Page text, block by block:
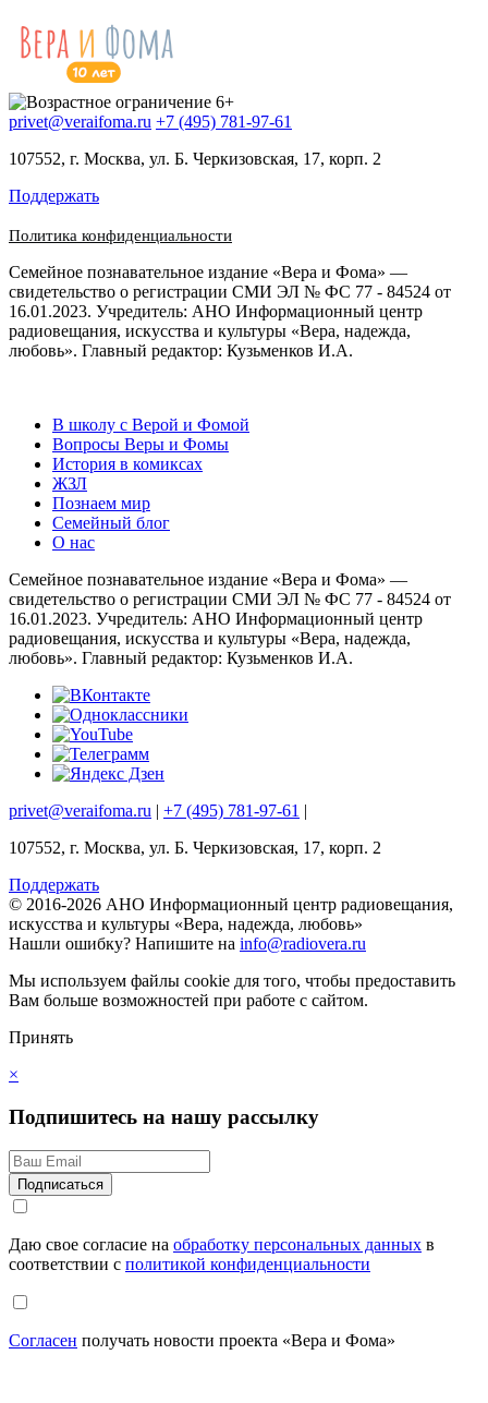
privet@veraifoma.ru +7 (495) 781-97-61
107552, г. Москва, ул. Б. Черкизовская, 17, корп. 2
Поддержать
Политика конфиденциальности
Семейное познавательное издание «Вера и Фома» —
свидетельство о регистрации СМИ ЭЛ № ФС 77 - 84524 от
16.01.2023. Учредитель: АНО Информационный центр
радиовещания, искусства и культуры «Вера, надежда,
любовь». Главный редактор: Кузьменков И.А.
В школу с Верой и Фомой
Вопросы Веры и Фомы
История в комиксах
ЖЗЛ
Познаем мир
Семейный блог
О нас
Семейное познавательное издание «Вера и Фома» —
свидетельство о регистрации СМИ ЭЛ № ФС 77 - 84524 от
16.01.2023. Учредитель: АНО Информационный центр
радиовещания, искусства и культуры «Вера, надежда,
любовь». Главный редактор: Кузьменков И.А.
privet@veraifoma.ru +7 (495) 781-97-61
107552, г. Москва, ул. Б. Черкизовская, 17, корп. 2
Поддержать
© 2016-2026 АНО Информационный центр радиовещания,
искусства и культуры «Вера, надежда, любовь»
Нашли ошибку? Напишите на info@radiovera.ru
Мы используем файлы cookie для того, чтобы предоставить
Вам больше возможностей при работе с сайтом.
Принять
×
Подпишитесь на нашу рассылку
Даю свое согласие на обработку персональных данных в
соответствии с политикой конфиденциальности
Согласен получать новости проекта «Вера и Фома»